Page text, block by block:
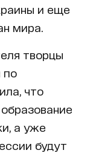
и еще
мира.
творцы
по
что
а уже
будут